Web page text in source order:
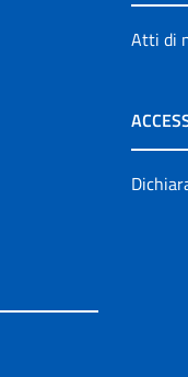
Atti di